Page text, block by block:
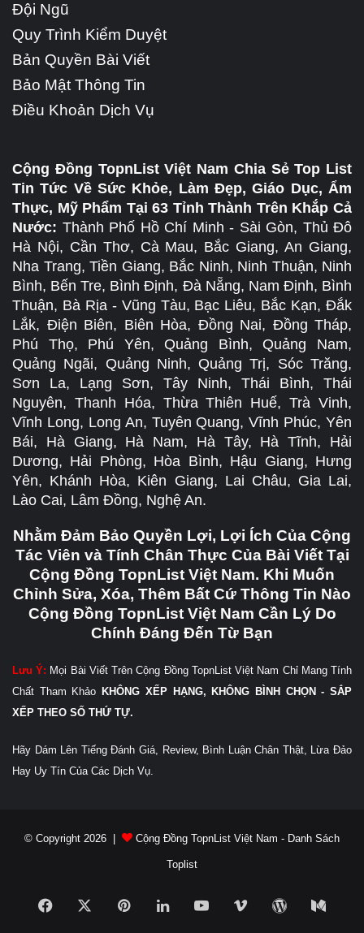
Đội Ngũ
Quy Trình Kiểm Duyệt
Bản Quyền Bài Viết
Bảo Mật Thông Tin
Điều Khoản Dịch Vụ
Cộng Đồng TopnList Việt Nam Chia Sẻ Top List
Tin Tức Về Sức Khỏe, Làm Đẹp, Giáo Dục, Ẩm
Thực, Mỹ Phẩm Tại 63 Tỉnh Thành Trên Khắp Cả
Nước: Thành Phố Hồ Chí Minh - Sài Gòn, Thủ Đô
Hà Nội, Cần Thơ, Cà Mau, Bắc Giang, An Giang,
Nha Trang, Tiền Giang, Bắc Ninh, Ninh Thuận, Ninh
Bình, Bến Tre, Bình Định, Đà Nẵng, Nam Định, Bình
Thuận, Bà Rịa - Vũng Tàu, Bạc Liêu, Bắc Kạn, Đắk
Lắk, Điện Biên, Biên Hòa, Đồng Nai, Đồng Tháp,
Phú Thọ, Phú Yên, Quảng Bình, Quảng Nam,
Quảng Ngãi, Quảng Ninh, Quảng Trị, Sóc Trăng,
Sơn La, Lạng Sơn, Tây Ninh, Thái Bình, Thái
Nguyên, Thanh Hóa, Thừa Thiên Huế, Trà Vinh,
Vĩnh Long, Long An, Tuyên Quang, Vĩnh Phúc, Yên
Bái, Hà Giang, Hà Nam, Hà Tây, Hà Tĩnh, Hải
Dương, Hải Phòng, Hòa Bình, Hậu Giang, Hưng
Yên, Khánh Hòa, Kiên Giang, Lai Châu, Gia Lai,
Lào Cai, Lâm Đồng, Nghệ An.
Nhằm Đảm Bảo Quyền Lợi, Lợi Ích Của Cộng
Tác Viên và Tính Chân Thực Của Bài Viết Tại
Cộng Đồng TopnList Việt Nam. Khi Muốn
Chỉnh Sửa, Xóa, Thêm Bất Cứ Thông Tin Nào
Cộng Đồng TopnList Việt Nam Cần Lý Do
Chính Đáng Đến Từ Bạn
Lưu Ý: Mọi Bài Viết Trên Cộng Đồng TopnList Việt Nam Chỉ Mang Tính
Chất Tham Khảo KHÔNG XẾP HẠNG, KHÔNG BÌNH CHỌN - SẮP
XẾP THEO SỐ THỨ TỰ.
Hãy Dám Lên Tiếng Đánh Giá, Review, Bình Luận Chân Thật, Lừa Đảo
Hay Uy Tín Của Các Dịch Vụ.
© Copyright 2026 | Cộng Đồng TopnList Việt Nam - Danh Sách
Toplist
Facebook PinterestLinkedInYouTubeVimeo WordPress